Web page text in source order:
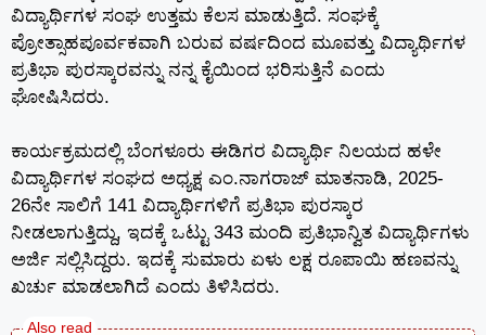
ವಿದ್ಯಾರ್ಥಿಗಳ ಸಂಘ ಉತ್ತಮ ಕೆಲಸ ಮಾಡುತ್ತಿದೆ. ಸಂಘಕ್ಕೆ
ಪ್ರೋತ್ಸಾಹಪೂರ್ವಕವಾಗಿ ಬರುವ ವರ್ಷದಿಂದ ಮೂವತ್ತು ವಿದ್ಯಾರ್ಥಿಗಳ
ಪ್ರತಿಭಾ ಪುರಸ್ಕಾರವನ್ನು ನನ್ನ ಕೈಯಿಂದ ಭರಿಸುತ್ತಿನೆ ಎಂದು
ಘೋಷಿಸಿದರು.
ಕಾರ್ಯಕ್ರಮದಲ್ಲಿ ಬೆಂಗಳೂರು ಈಡಿಗರ ವಿದ್ಯಾರ್ಥಿ ನಿಲಯದ ಹಳೇ
ವಿದ್ಯಾರ್ಥಿಗಳ ಸಂಘದ ಅಧ್ಯಕ್ಷ ಎಂ.ನಾಗರಾಜ್ ಮಾತನಾಡಿ, 2025-
26ನೇ ಸಾಲಿಗೆ 141 ವಿದ್ಯಾರ್ಥಿಗಳಿಗೆ ಪ್ರತಿಭಾ ಪುರಸ್ಕಾರ
ನೀಡಲಾಗುತ್ತಿದ್ದು, ಇದಕ್ಕೆ ಒಟ್ಟು 343 ಮಂದಿ ಪ್ರತಿಭಾನ್ವಿತ ವಿದ್ಯಾರ್ಥಿಗಳು
ಅರ್ಜಿ ಸಲ್ಲಿಸಿದ್ದರು. ಇದಕ್ಕೆ ಸುಮಾರು ಏಳು ಲಕ್ಷ ರೂಪಾಯಿ ಹಣವನ್ನು
ಖರ್ಚು ಮಾಡಲಾಗಿದೆ ಎಂದು ತಿಳಿಸಿದರು.